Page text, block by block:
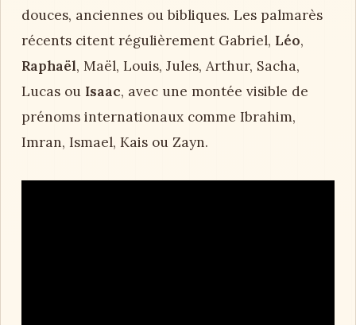
douces, anciennes ou bibliques. Les palmarès
récents citent régulièrement Gabriel, Léo,
Raphaël, Maël, Louis, Jules, Arthur, Sacha,
Lucas ou Isaac, avec une montée visible de
prénoms internationaux comme Ibrahim,
Imran, Ismael, Kais ou Zayn.